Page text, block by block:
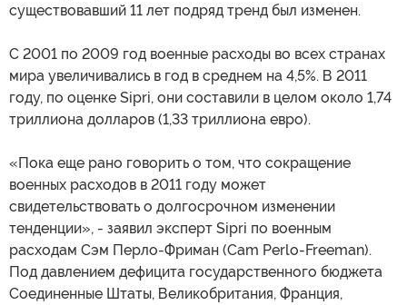
существовавший 11 лет подряд тренд был изменен.
С 2001 по 2009 год военные расходы во всех странах
мира увеличивались в год в среднем на 4,5%. В 2011
году, по оценке Sipri, они составили в целом около 1,74
триллиона долларов (1,33 триллиона евро).
«Пока еще рано говорить о том, что сокращение
военных расходов в 2011 году может
свидетельствовать о долгосрочном изменении
тенденции», - заявил эксперт Sipri по военным
расходам Сэм Перло-Фриман (Cam Perlo-Freeman).
Под давлением дефицита государственного бюджета
Соединенные Штаты, Великобритания, Франция,